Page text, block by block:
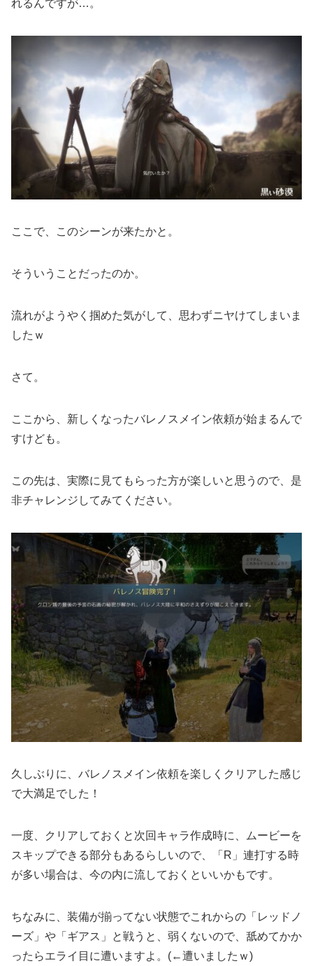
れるんですが…。
ここで、このシーンが来たかと。
そういうことだったのか。
流れがようやく掴めた気がして、思わずニヤけてしまいま
したｗ
さて。
ここから、新しくなったバレノスメイン依頼が始まるんで
すけども。
この先は、実際に見てもらった方が楽しいと思うので、是
非チャレンジしてみてください。
久しぶりに、バレノスメイン依頼を楽しくクリアした感じ
で大満足でした！
一度、クリアしておくと次回キャラ作成時に、ムービーを
スキップできる部分もあるらしいので、「R」連打する時
が多い場合は、今の内に流しておくといいかもです。
ちなみに、装備が揃ってない状態でこれからの「レッドノ
ーズ」や「ギアス」と戦うと、弱くないので、舐めてかか
ったらエライ目に遭いますよ。(←遭いましたｗ)